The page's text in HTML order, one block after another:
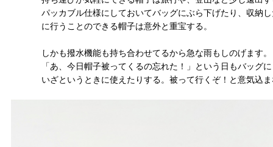
パッカブル仕様にしておいてバッグにぶら下げたり、収納
に行うことのできる帽子は意外と重宝する。
しかも撥水機能も持ち合わせてるから急な雨もしのげます。
「あ、今日帽子被ってくるの忘れた！」という日もバッグ
いざというときに使えたりする。被って行くぞ！と意気込